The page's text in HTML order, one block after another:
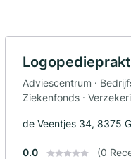
Adviescentrum ·
Ziekenfonds ·
de Veentjes 34, 8375
0.0 (0